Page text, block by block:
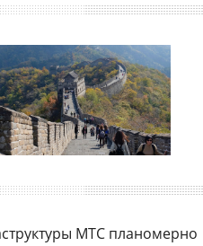
МТС планомерно